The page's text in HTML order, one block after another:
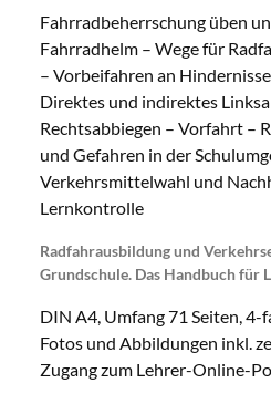
Fahrradbeherrschung üben
Fahrradhelm – Wege für
– Vorbeifahren an
Direktes und indirektes
Rechtsabbiegen – Vorfahrt –
und Gefahren in der
Verkehrsmittelwahl und
Lernkontrolle
Radfahrausbildung und
Grundschule. Das Handbuch für
DIN A4, Umfang 71 Seiten, 4-
Fotos und Abbildungen inkl.
Zugang zum Lehrer-Online-